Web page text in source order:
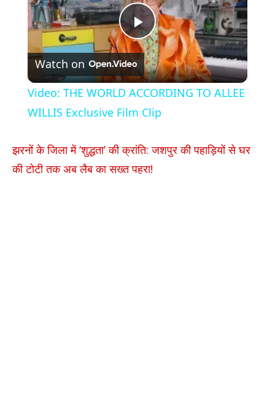
Play
Video
Watch on
Video: THE WORLD ACCORDING TO ALLEE
WILLIS Exclusive Film Clip
झरनों के जिला में ‘शुद्धता’ की क्रांति: जशपुर की पहाड़ियों से घर
की टोटी तक अब लैब का सख्त पहरा!